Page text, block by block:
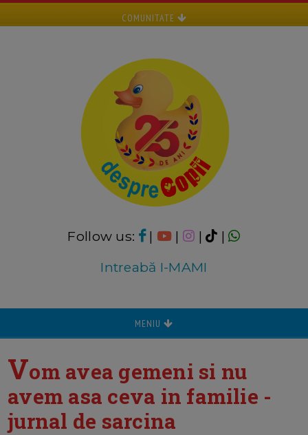
COMUNITATE
Follow us: | | |
|
Intreabă I-MAMI
MENIU
Vom avea gemeni si nu
avem asa ceva in familie -
jurnal de sarcina